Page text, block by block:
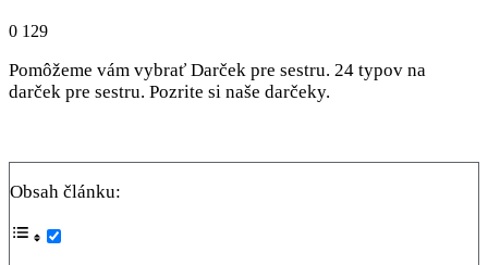
0 129
Pomôžeme vám vybrať Darček pre sestru. 24 typov na
darček pre sestru. Pozrite si naše darčeky.
Obsah článku: